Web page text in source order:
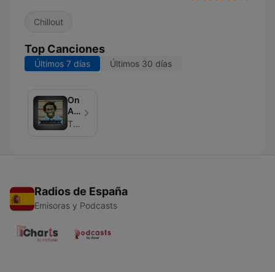
Chillout
Top Canciones
Últimos 7 días Últimos 30 días
On
Air
With
The Jo Johnson
Radios de España
Emisoras y Podcasts